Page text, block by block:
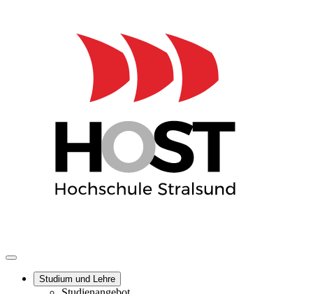
Studium und Lehre